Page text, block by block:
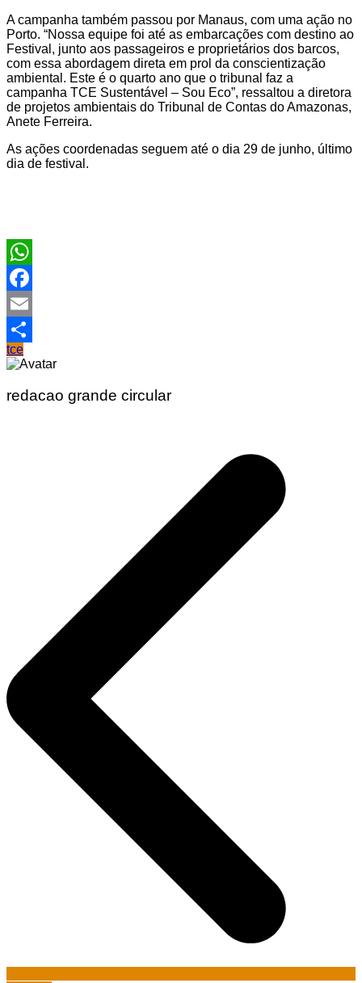
A campanha também passou por Manaus, com uma ação no
Porto. “Nossa equipe foi até as embarcações com destino ao
Festival, junto aos passageiros e proprietários dos barcos,
com essa abordagem direta em prol da conscientização
ambiental. Este é o quarto ano que o tribunal faz a
campanha TCE Sustentável – Sou Eco”, ressaltou a diretora
de projetos ambientais do Tribunal de Contas do Amazonas,
Anete Ferreira.
As ações coordenadas seguem até o dia 29 de junho, último
dia de festival.
WhatsApp
Facebook
Email
Share
tce
redacao grande circular